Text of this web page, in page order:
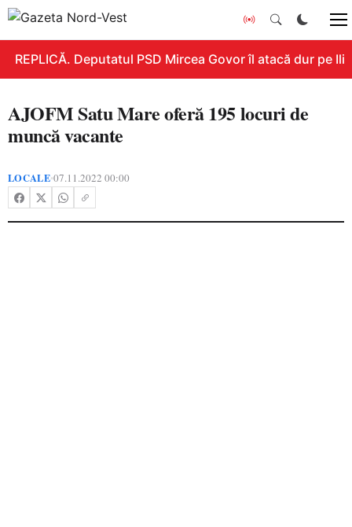
REPLICĂ. Deputatul PSD Mircea Govor îl atacă dur pe
AJOFM Satu Mare oferă 195 locuri de
muncă vacante
LOCALE•07.11.2022 00:00